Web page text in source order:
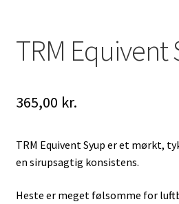
TRM Equivent
365,00 kr.
TRM Equivent Syup er et mørkt,
en sirupsagtig konsistens.
Heste er meget følsomme for